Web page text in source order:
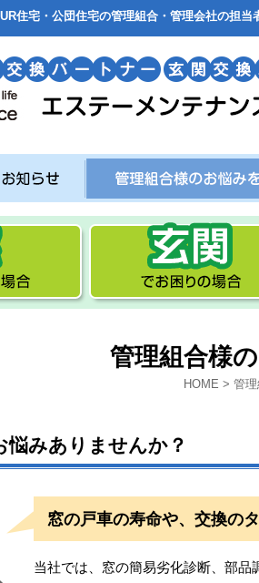
住宅・公団住宅の管理組合・管理会社の担当
管理組合様
HOME > 管
悩みありませんか？
窓の戸車の寿命や、交換の
当社では、窓の簡易劣化診断、部